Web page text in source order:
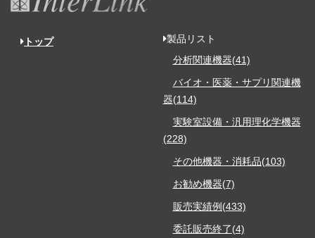
トップ
製品リスト
分析関連機器(41)
バイオ・医薬・サプリ関連機
器(114)
実験室設備・汎用理化学機器
(228)
その他機器・消耗品(103)
お勧め機器(7)
販売実績例(433)
委託販売終了(4)